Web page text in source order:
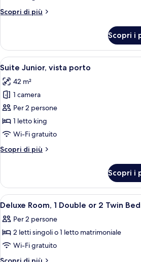
letto
2
letti
singoli
Scopri di più
Altri
Deluxe,
letto
o
2
singoli
Scopri i
Apri
tutte
le
foto
per
Suite
Junior,
porto
5
Suite Junior, vista porto
42 m²
1 camera
Per 2 persone
1 letto king
Wi-Fi gratuito
Scopri di più
Altri
Junior,
vista
porto
Scopri i
Apri
tutte
le
foto
per
Deluxe
Una
5
Deluxe Room, 1 Double or 2 Twin
Per 2 persone
2 letti singoli o 1 letto matrimoniale
Wi-Fi gratuito
Altri